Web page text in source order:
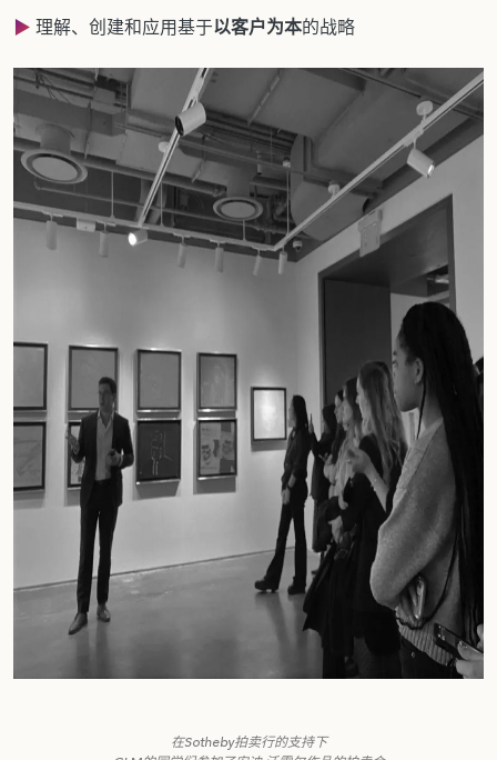
▶ 理解、创建和应用基于以客户为本的战略
在Sotheby拍卖行的支持下